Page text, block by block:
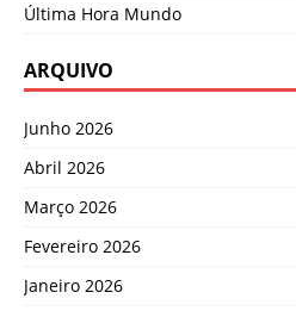
Última Hora Mundo
ARQUIVO
Junho 2026
Abril 2026
Março 2026
Fevereiro 2026
Janeiro 2026